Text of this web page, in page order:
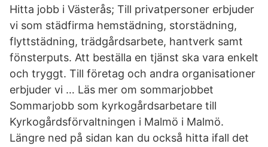
Hitta jobb i Västerås; Till privatpersoner erbjuder
vi som städfirma hemstädning, storstädning,
flyttstädning, trädgårdsarbete, hantverk samt
fönsterputs. Att beställa en tjänst ska vara enkelt
och tryggt. Till företag och andra organisationer
erbjuder vi … Läs mer om sommarjobbet
Sommarjobb som kyrkogårdsarbetare till
Kyrkogårdsförvaltningen i Malmö i Malmö.
Längre ned på sidan kan du också hitta ifall det